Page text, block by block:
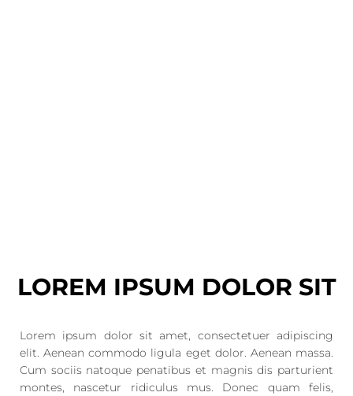
LOREM IPSUM DOLOR SIT
Lorem ipsum dolor sit amet, consectetuer adipiscing
elit. Aenean commodo ligula eget dolor. Aenean massa.
Cum sociis natoque penatibus et magnis dis parturient
montes, nascetur ridiculus mus. Donec quam felis,